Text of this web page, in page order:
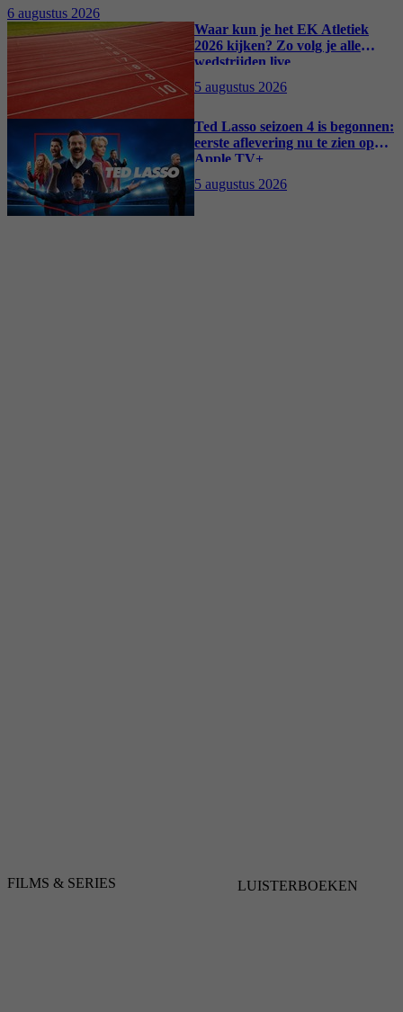
6 augustus 2026
Waar kun je het EK Atletiek
2026 kijken? Zo volg je alle
wedstrijden live
5 augustus 2026
Ted Lasso seizoen 4 is begonnen:
eerste aflevering nu te zien op
Apple TV+
5 augustus 2026
FILMS & SERIES LUISTERBOEKEN